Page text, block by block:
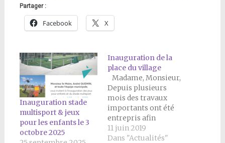
Partager :
Facebook X
Inauguration stade
multisport & jeux
pour les enfants le 3
octobre 2025
Inauguration de la
place du village
Madame, Monsieur,
Depuis plusieurs
mois des travaux
importants ont été
entrepris afin
d'aménager le centre
village et de sécuriser
11 juin 2019
Dans "Actualités"